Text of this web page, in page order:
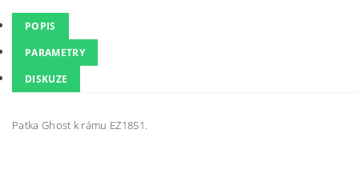
POPIS
PARAMETRY
DISKUZE
Patka Ghost k rámu EZ1851.